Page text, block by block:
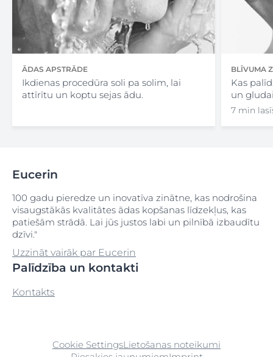
ĀDAS APSTRĀDE
Ikdienas procedūra soli pa solim, lai
attīrītu un koptu sejas ādu.
BLĪVUMA
Kas
un
7 min
Eucerin
100 gadu pieredze un inovatīva zinātne, kas nodrošina
visaugstākās kvalitātes ādas kopšanas līdzekļus, kas
patiešām strādā. Lai jūs justos labi un pilnībā izbaudītu
dzīvi."
Uzzināt vairāk par Eucerin
Palīdzība un kontakti
Kontakts
Cookie SettingsLietošanas noteikumi